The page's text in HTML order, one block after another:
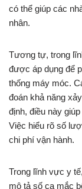
có thể giúp các
nhân.
Tương tự, trong
được áp dụng để
thống máy móc.
đoán khả năng
định, điều này
Việc hiểu rõ số
chi phí vận hành.
Trong lĩnh vực y
mô tả số ca mắc